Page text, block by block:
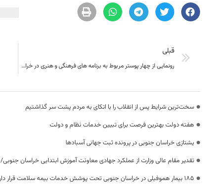
قبلی
رونمایی از چهار پوستر مربوط به برنامه های فرهنگی و هنری در خراسان جنوبی
سخت‌ترین شرایط پس از انقلاب را با اتکای به مردم پشت سر گذاشتیم
هفته دولت بهترین فرصت برای تبیین خدمات نظام و دولت
یشتازی خراسان جنوبی در پرونده ثبت جهانی آسبادها
تقدیر مقام عالی وزارت از عملکرد جهادی معاونت آموزش ابتدایی خراسان جنوبی/ ۴۶۰۰ دانش‌آموز زیر چتر «طرح حامی»
۱۸۵ بیمار هموفیلی در خراسان جنوبی تحت پوشش خدمات بیمه سلامت قرار دارند